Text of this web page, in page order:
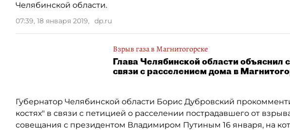
Челябинской области.
07:39, 18 января 2019, dp.ru
Взрыв газа в Магнитогорске
Глава Челябинской области объяснил
связи с расселением дома в
Губернатор Челябинской области Борис Дубровский
костях" в связи с петицией о расселении пострадавшего от
совещания с президентом Владимиром Путиным 16 января, на